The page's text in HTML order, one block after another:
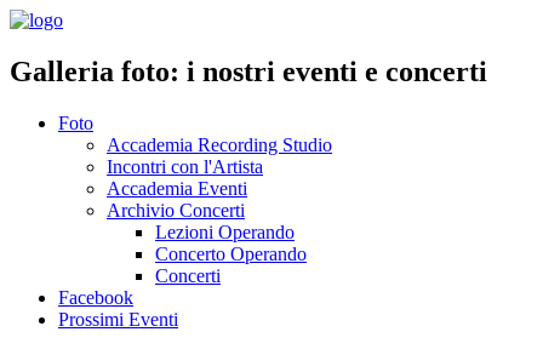
Galleria foto: i nostri eventi e concerti
Foto
Accademia Recording Studio
Incontri con l'Artista
Accademia Eventi
Archivio Concerti
Lezioni Operando
Concerto Operando
Concerti
Facebook
Prossimi Eventi